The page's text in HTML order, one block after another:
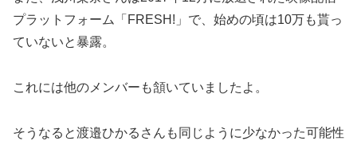
プラットフォーム「FRESH!」で、始めの頃は10万も貰っ
ていないと暴露。
これには他のメンバーも頷いていましたよ。
そうなると渡邉ひかるさんも同じように少なかった可能性